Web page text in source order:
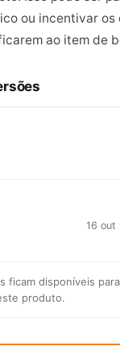
ou incentivar os
ao item de
16 out
ficam disponíveis
produto.